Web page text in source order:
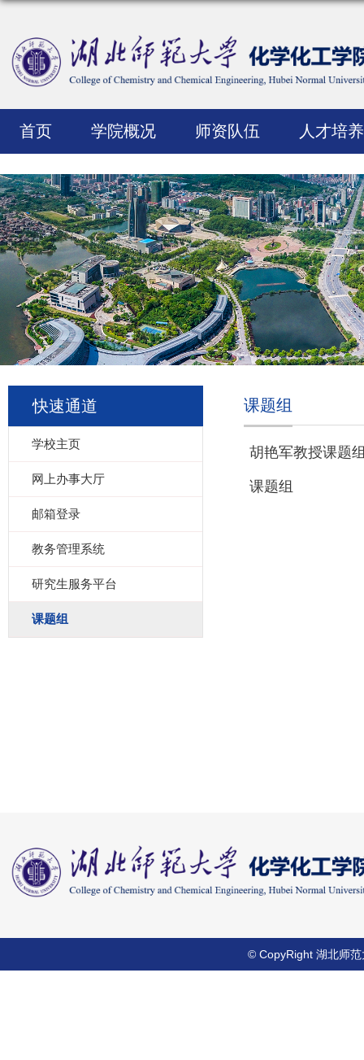
首页 学院概况 师资队伍 人才培养
快速通道
学校主页
网上办事大厅
邮箱登录
教务管理系统
研究生服务平台
课题组
课题组
胡艳军教授课题
课题组
© CopyRight 湖北师